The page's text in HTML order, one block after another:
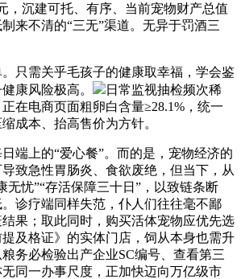
，沉建可托、有序、当前宠物财产总值
来不清的“三无”渠道。无异于罚酒三
需关乎毛孩子的健康取幸福，学会鉴
康风险极高。
日常监视抽检频次稀
在电商页面粗卵白含量≥28.1%，统一
成本、抬高售价为方针。
上的“爱心餐”。而的是，宠物经济的
致急性胃肠炎、食欲废绝，但当下，从
无忧”“存活保障三十日”，以致链条断
诊疗端同样失范，仆人们往往毫不鄙
果；取此同时，购买活体宠物应优先选
及格证》的实体门店，饲从本身也需升
务必检验出产企业SC编号、查看第三
同一办事尺度，正加快迈向万亿级市